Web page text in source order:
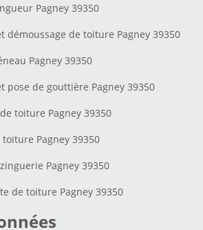
Pagney 39350
démoussage de toiture Pagney 39350
Pagney 39350
pose de gouttière Pagney 39350
toiture Pagney 39350
Pagney 39350
Pagney 39350
de toiture Pagney 39350